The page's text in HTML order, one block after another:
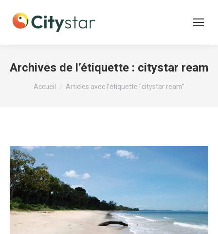
Archives de l’étiquette : citystar ream
Vous êtes ici :
Accueil Articles avec l’étiquette "citystar ream"